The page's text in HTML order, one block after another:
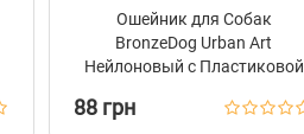
Ошейник для Собак
BronzeDog Urban Art
Нейлоновый с Пластиковой
88 грн